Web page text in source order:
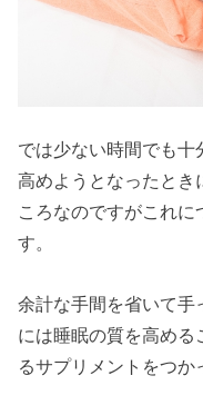
では少ない時間でも十
高めようとなったとき
ころなのですがこれ
す。
余計な手間を省いて手
には睡眠の質を高める
るサプリメントをつか